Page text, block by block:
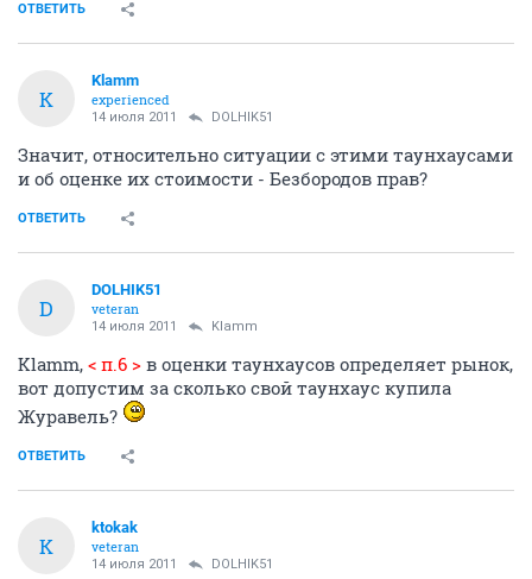
ОТВЕТИТЬ
K
Klamm
experienced
14 июля 2011 DOLHIK51
Значит, относительно ситуации с этими таунхаусами
и об оценке их стоимости - Безбородов прав?
ОТВЕТИТЬ
D
DOLHIK51
veteran
14 июля 2011 Klamm
Klamm, < п.6 > в оценки таунхаусов определяет рынок,
вот допустим за сколько свой таунхаус купила
Журавель?
ОТВЕТИТЬ
K
ktokak
veteran
14 июля 2011 DOLHIK51